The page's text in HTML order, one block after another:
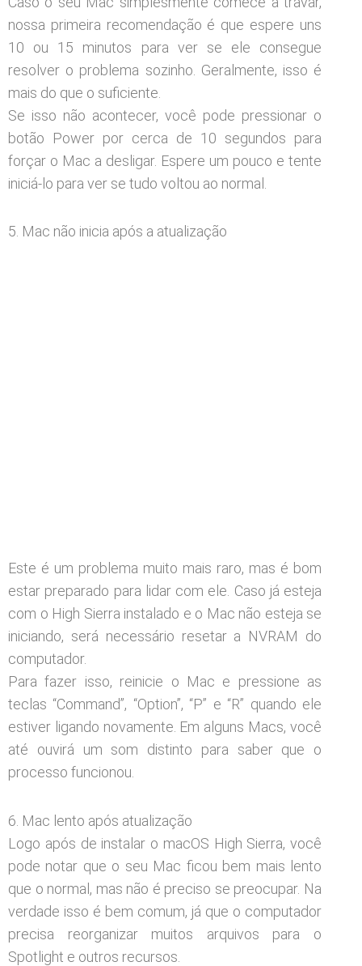
nossa primeira recomendação é que espere uns
10 ou 15 minutos para ver se ele consegue
resolver o problema sozinho. Geralmente, isso é
mais do que o suficiente.
Se isso não acontecer, você pode pressionar o
botão Power por cerca de 10 segundos para
forçar o Mac a desligar. Espere um pouco e tente
iniciá-lo para ver se tudo voltou ao normal.
5. Mac não inicia após a atualização
Este é um problema muito mais raro, mas é bom
estar preparado para lidar com ele. Caso já esteja
com o High Sierra instalado e o Mac não esteja se
iniciando, será necessário resetar a NVRAM do
computador.
Para fazer isso, reinicie o Mac e pressione as
teclas “Command”, “Option”, “P” e “R” quando ele
estiver ligando novamente. Em alguns Macs, você
até ouvirá um som distinto para saber que o
processo funcionou.
6. Mac lento após atualização
Logo após de instalar o macOS High Sierra, você
pode notar que o seu Mac ficou bem mais lento
que o normal, mas não é preciso se preocupar. Na
verdade isso é bem comum, já que o computador
precisa reorganizar muitos arquivos para o
Spotlight e outros recursos.